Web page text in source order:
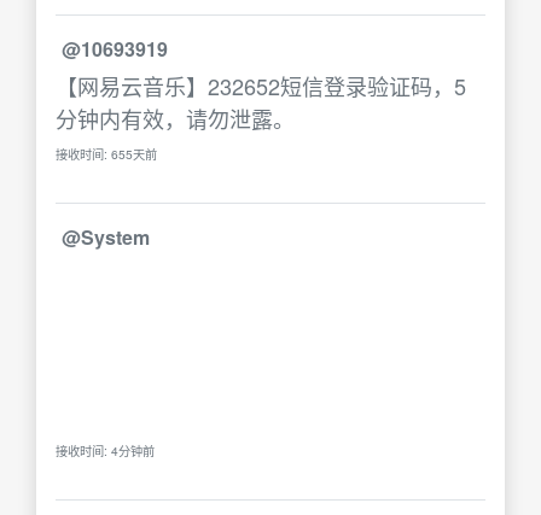
@10693919
【网易云音乐】232652短信登录验证码，5
分钟内有效，请勿泄露。
接收时间: 655天前
@System
接收时间: 4分钟前